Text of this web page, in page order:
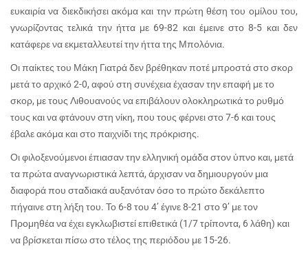
ευκαιρία να διεκδικήσει ακόμα και την πρώτη θέση του ομίλου του,
γνωρίζοντας τελικά την ήττα με 69-82 και έμεινε στο 8-5 και δεν
κατάφερε να εκμεταλλευτεί την ήττα της Μπολόνια.
Οι παίκτες του Μάκη Γιατρά δεν βρέθηκαν ποτέ μπροστά στο σκορ
μετά το αρχικό 2-0, αφού στη συνέχεια έχασαν την επαφή με το
σκορ, με τους Λιθουανούς να επιβάλουν ολοκληρωτικά το ρυθμό
τους και να φτάνουν στη νίκη, που τους φέρνει στο 7-6 και τους
έβαλε ακόμα και στο παιχνίδι της πρόκρισης.
Οι φιλοξενούμενοι έπιασαν την ελληνική ομάδα στον ύπνο και, μετά
τα πρώτα αναγνωριστικά λεπτά, άρχισαν να δημιουργούν μια
διαφορά που σταδιακά αυξανόταν όσο το πρώτο δεκάλεπτο
πήγαινε στη λήξη του. Το 6-8 του 4’ έγινε 8-21 στο 9’ με τον
Προμηθέα να έχει εγκλωβιστεί επιθετικά (1/7 τρίποντα, 6 λάθη) και
να βρίσκεται πίσω στο τέλος της περιόδου με 15-26.